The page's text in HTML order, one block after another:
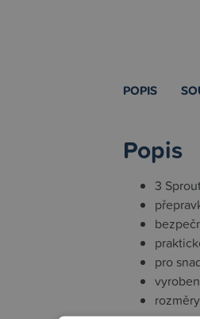
POPIS
Popis
3
pro